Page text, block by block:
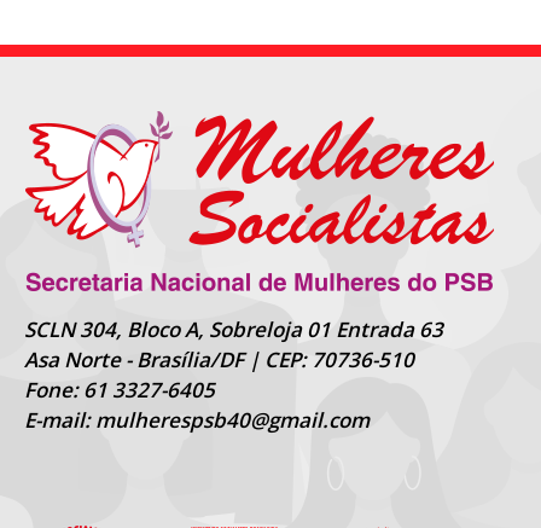
SCLN 304, Bloco A, Sobreloja 01 Entrada 63
Asa Norte - Brasília/DF | CEP: 70736-510
Fone: 61 3327-6405
E-mail: mulherespsb40@gmail.com